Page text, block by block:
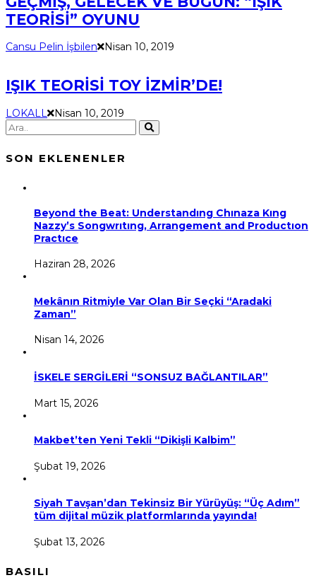
TEORİSİ” OYUNU
Cansu Pelin İşbilen Nisan 10, 2019
IŞIK TEORİSİ TOY İZMİR’DE!
LOKALL Nisan 10, 2019
SON EKLENENLER
Beyond the Beat: Understandıng Chınaza Kıng
Nazzy’s Songwrıtıng, Arrangement and Productıon
Practıce
Haziran 28, 2026
Mekânın Ritmiyle Var Olan Bir Seçki “Aradaki
Zaman”
Nisan 14, 2026
İSKELE SERGİLERİ “SONSUZ BAĞLANTILAR”
Mart 15, 2026
Makbet’ten Yeni Tekli “Dikişli Kalbim”
Şubat 19, 2026
Siyah Tavşan’dan Tekinsiz Bir Yürüyüş: “Üç Adım”
tüm dijital müzik platformlarında yayında!
Şubat 13, 2026
BASILI